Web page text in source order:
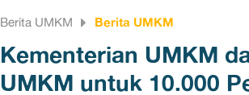
Berita UMKM Berita UMKM
Kementerian UMKM
UMKM untuk 10.000